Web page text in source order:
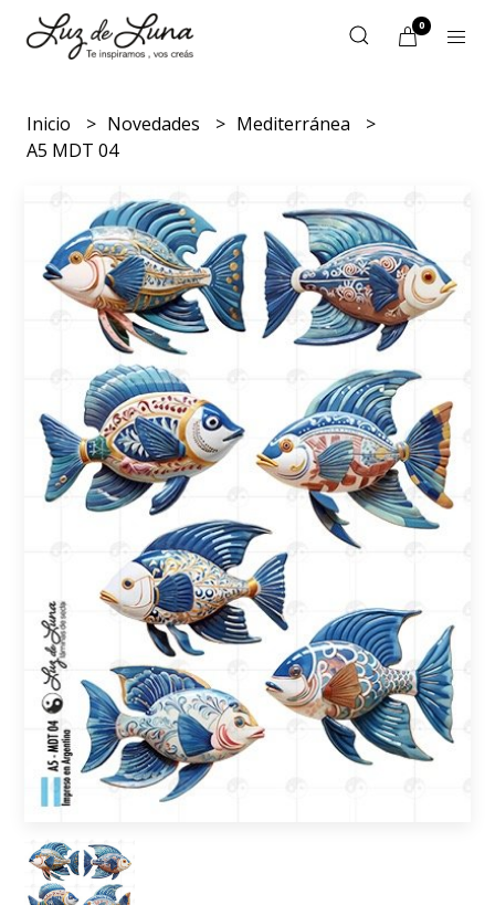
0
Inicio Novedades
Mediterránea
A5 MDT 04